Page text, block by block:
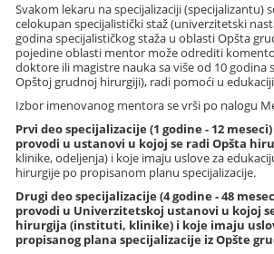
Svakom lekaru na specijalizaciji (specijalizantu)
celokupan specijalistički staž (univerzitetski
godina specijalističkog staža u oblasti Opšta
pojedine oblasti mentor može odrediti
doktore ili magistre nauka sa više od 10 godina
Opštoj grudnoj hirurgiji), radi pomoći u
Izbor imenovanog mentora se vrši po nalogu
Prvi deo specijalizacije (1 godine - 12
provodi u ustanovi u kojoj se radi Opšta
klinike, odeljenja) i koje imaju uslove za
hirurgije po propisanom planu specijalizacije.
Drugi deo specijalizacije (4 godine - 48
provodi u Univerzitetskoj ustanovi u kojoj
hirurgija (instituti, klinike) i koje imaju
propisanog plana specijalizacije iz Opšte